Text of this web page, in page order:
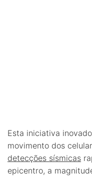
Esta iniciativa
movimento dos
detecções sísmicas
epicentro, a